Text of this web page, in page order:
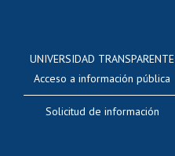
UNIVERSIDAD TRANSPARENTE
Acceso a información pública
Solicitud de información